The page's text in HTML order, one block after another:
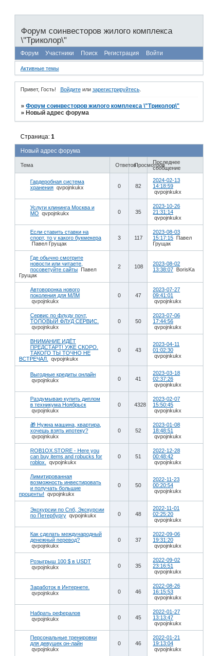
Форум соинвесторов жилого комплекса
\"Триколор\"
Форум Участники Поиск Регистрация Войти
Активные темы
Привет, Гость! Войдитеили зарегистрируйтесь.
»Форум соинвесторов жилого комплекса \"Триколор\"
» Новый адрес форума
Новый адрес форума
Страница:1
Тема ОтветовПросмотровПоследнее
сообщение
Гардеробная система
хранения qvpojnkukx 0 82
2024-02-13
14:18:59
qvpojnkukx
Услуги клининга Москва и
МО qvpojnkukx 0 35
2023-10-26
21:31:14
qvpojnkukx
Если ставить ставки на
спорт, то у какого букмекера
Павел Грущак
3 117
2023-08-03
15:17:15 Павел
Грущак
Где обычно смотрите
новости или читаете,
посоветуйте сайты Павел
Грущак
2 108
2023-08-02
13:38:07 BorisKa
Автоворонка нового
поколения для МЛМ
qvpojnkukx
0 47
2023-07-27
09:41:01
qvpojnkukx
Сервис по флуду почт,
ТОПОВЫЙ ФЛУД СЕРВИС.
qvpojnkukx
0 50
2023-07-06
17:44:56
qvpojnkukx
ВНИМАНИЕ ИДЁТ
ПРЕДСТАРТ! УЖЕ СКОРО.
ТАКОГО ТЫ ТОЧНО НЕ
ВСТРЕЧАЛ.
qvpojnkukx
0 43
2023-04-11
01:02:30
qvpojnkukx
Выгодные кредиты онлайн
qvpojnkukx
0 41
2023-03-18
02:37:26
qvpojnkukx
Раздумываю купить диплом
в техникума Ноябрьск
qvpojnkukx
0 4328
2023-02-07
15:50:45
qvpojnkukx
🎁 Нужна машина, квартира,
хочешь взять ипотеку?
qvpojnkukx
0 52
2023-01-08
18:48:51
qvpojnkukx
ROB1OX.STORE - Here you
can buy items and robucks for
roblox.
qvpojnkukx
0 51
2022-12-28
00:48:42
qvpojnkukx
Лимитированная
возможность инвестировать
и получать большие
проценты! qvpojnkukx
0 50
2022-11-23
00:20:54
qvpojnkukx
Экскурсии по Спб, Экскурсии
по Петербургу qvpojnkukx 0 48
2022-11-01
02:25:20
qvpojnkukx
Как сделать международный
денежный перевод?
qvpojnkukx
0 37
2022-09-06
19:31:20
qvpojnkukx
Розыгрыш 100 $ в USDT
qvpojnkukx
0 35
2022-09-02
23:16:51
qvpojnkukx
Заработок в Интернете.
qvpojnkukx
0 46
2022-08-26
16:15:53
qvpojnkukx
Набрать рефералов
qvpojnkukx
0 45
2022-01-27
13:13:47
qvpojnkukx
Персональные тренировки
для девушек он-лайн
qvpojnkukx
0 46
2022-01-21
19:13:04
qvpojnkukx